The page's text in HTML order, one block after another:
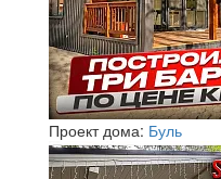
Проект дома: Буль